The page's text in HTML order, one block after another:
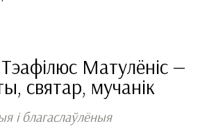
Матулёніс —
святар, мучанік
і благаслаўлёныя